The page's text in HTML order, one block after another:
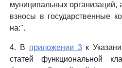
муниципальных
взносы в государственные
на:".
4. В приложении 3к
статей функциональной